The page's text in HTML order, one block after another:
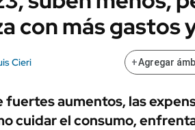
ENERGY REPORT
POLÍTICA
URUGUAY
con más gastos
Cieri +Agregar
fuertes aumentos, las
cuidar el consumo,